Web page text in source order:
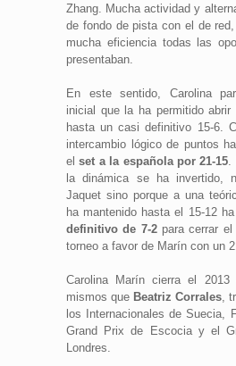
Zhang. Mucha actividad y
de fondo de pista con el de
mucha eficiencia todas las
presentaban.
En este sentido, Carolina
inicial que la ha permitido abrir
hasta un casi definitivo 15-6.
intercambio lógico de puntos
elset a la española por 21-15
la dinámica se ha invertido,
Jaquet sino porque a una
ha mantenido hasta el 15-12
definitivo de 7-2para cerrar el
torneo a favor de Marín con un
Carolina Marín cierra el
mismos que Beatriz Corrales ,
los Internacionales de Suecia,
Grand Prix de Escocia y el
Londres.